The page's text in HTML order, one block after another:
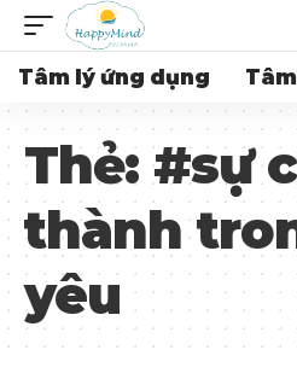
Tâm lý ứng dụng
Thẻ:#sự
thành
yêu